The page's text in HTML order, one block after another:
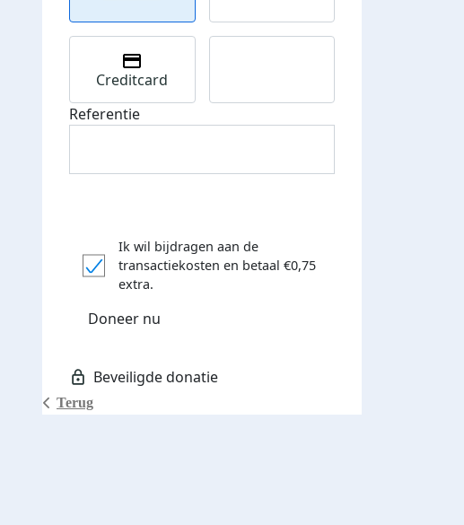
Donateurs bedankt
Terug
Creditcard
Referentie
Ik wil bijdragen aan de
transactiekosten en betaal €0,75
extra.
Doneer nu